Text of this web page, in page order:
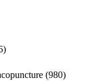
(980)